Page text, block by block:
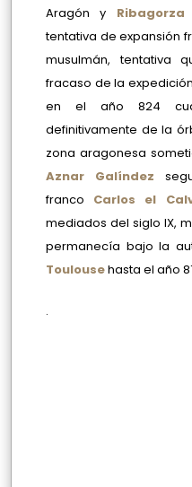
Aragón y Ribagorza
tentativa de expansión
musulmán, tentativa
fracaso de la
en el año 824
definitivamente de la
zona aragonesa
Aznar Galíndez
franco Carlos el
mediados del siglo IX,
permanecía bajo la
Toulousehasta el año
.